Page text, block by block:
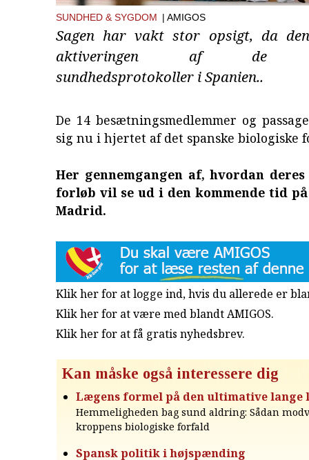
SUNDHED & SYGDOM | AMIGOS
Sagen har vakt stor opsigt, da
aktiveringen af de
sundhedsprotokoller i Spanien..
De 14 besætningsmedlemmer og
sig nu i hjertet af det spanske biologiske
Her gennemgangen af, hvordan
forløb vil se ud i den kommende tid
Madrid.
Klik her for at logge ind, hvis du allerede er
Klik her for at være med blandt AMIGOS.
Klik her for at få gratis nyhedsbrev.
Kan måske også interessere dig
Lægens formel på den ultimative lange
Hemmeligheden bag sund aldring: Sådan
kroppens biologiske forfald
Spansk politik i højspænding